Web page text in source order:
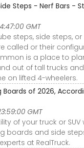
Steps - Nerf Bars -
GMT
steps, side steps,
called or their
is a place to
out of tall trucks and
on lifted 4-wheelers.
Boards of 2026,
GMT
of your truck or SUV
boards and side
at RealTruck.